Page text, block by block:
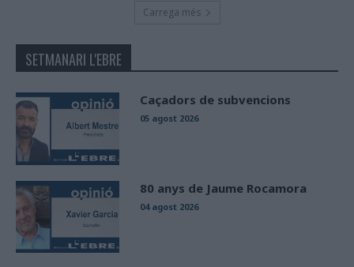
Carrega més
SETMANARI L'EBRE
Caçadors de subvencions
05 agost 2026
80 anys de Jaume Rocamora
04 agost 2026